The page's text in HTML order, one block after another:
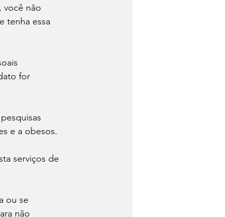
você não
tenha essa
for
e a obesos.
serviços de
ou se
não